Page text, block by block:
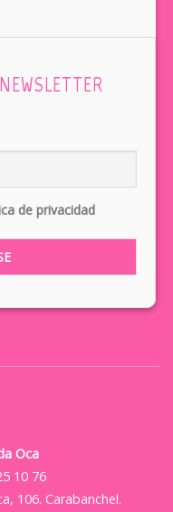
de privacidad
Oca
10 76
106. Carabanchel.